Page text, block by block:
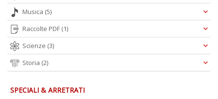
Musica (5)
Raccolte PDF (1)
Scienze (3)
Storia (2)
SPECIALI & ARRETRATI